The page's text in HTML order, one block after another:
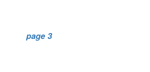
page 3